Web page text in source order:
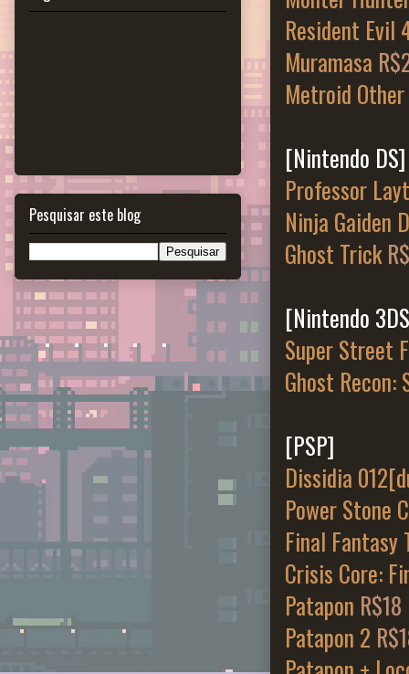
Resident Evil
Muramasa
Metroid
[Nintendo DS]
Professor
Ninja Gaiden
Ghost Trick
[Nintendo
Super Street
Ghost Recon:
[PSP]
Dissidia
Power Stone
Final Fantasy
Crisis Core:
Patapon R$18
Patapon 2
Pesquisar este blog